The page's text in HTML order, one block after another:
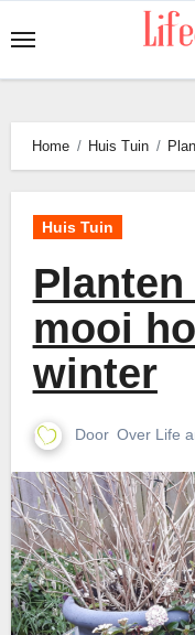
naar
de
Home Huis Tuin
Huis Tuin
mooi
winter
Door Over Life